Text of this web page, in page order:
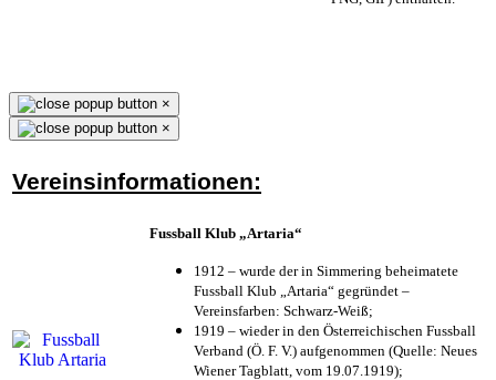
×
×
Vereinsinformationen:
Fussball Klub „Artaria“
1912 – wurde der in Simmering beheimatete
Fussball Klub „Artaria“ gegründet –
Vereinsfarben: Schwarz-Weiß;
1919 – wieder in den Österreichischen Fussball
Verband (Ö. F. V.) aufgenommen (Quelle: Neues
Wiener Tagblatt, vom 19.07.1919);